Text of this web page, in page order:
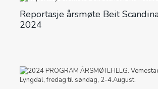
Reportasje årsmøte Beit
2024